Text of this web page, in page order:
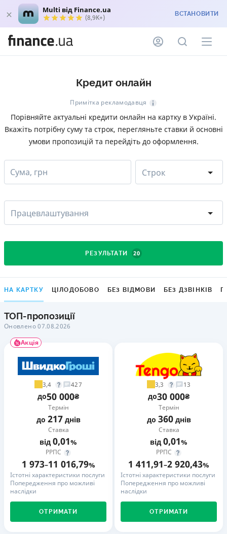
Multi від Finance.ua
(8,9K+) ВСТАНОВИТИ
Кредит онлайн
Примітка рекламодавця
Порівняйте актуальні кредити онлайн на картку в Україні.
Вкажіть потрібну суму та строк, перегляньте ставки й основні
умови пропозицій та перейдіть до оформлення.
Сума, грн Строк
Працевлаштування
РЕЗУЛЬТАТИ 20
НА КАРТКУ ЦІЛОДОБОВО БЕЗ ВІДМОВИ БЕЗ ДЗВІНКІВ
ТОП-пропозиції
Оновлено 07.08.2026
Акція
3,4 427
до50 000₴
Термін
до 217днів
Ставка
від 0,01%
РРПС
1 973–11 016,79%
Істотні характеристики послуги
Попередження про можливі
наслідки
ОТРИМАТИ
3,3 13
до30 000₴
Термін
до 360днів
Ставка
від 0,01%
РРПС
1 411,91–2 920,43%
Істотні характеристики послуги
Попередження про можливі
наслідки
ОТРИМАТИ